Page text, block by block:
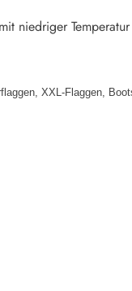
niedriger
XXL-Flaggen,